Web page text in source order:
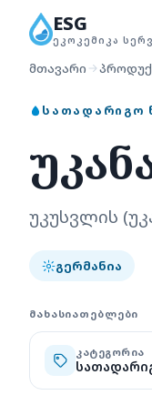
ESG
ᲔᲙᲝᲙᲔᲛᲘᲙᲐ
მთავარი
ᲡᲐᲗᲐᲓᲐᲠᲘᲒᲝ
უკუსვლის
გერმანია
ᲛᲐᲮᲐᲡᲘᲐᲗᲔᲑᲚᲔᲑᲘ
ᲙᲐᲢᲔᲒᲝᲠᲘᲐ